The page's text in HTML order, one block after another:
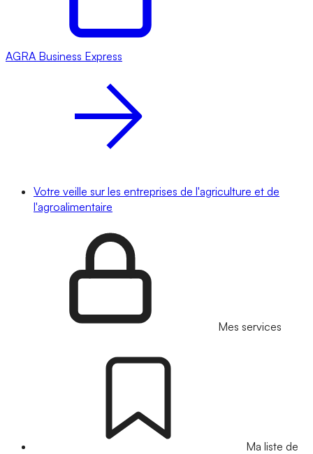
AGRA Business Express
Votre veille sur les entreprises de l'agriculture et de
l'agroalimentaire
Mes services
Ma liste de